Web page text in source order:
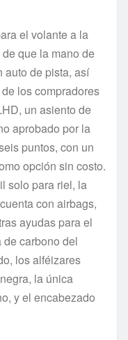
el volante a la
que la mano de
auto de pista, así
los compradores
un asiento de
aprobado por la
puntos, con un
opción sin costo.
solo para riel, la
con airbags,
ayudas para el
de carbono del
los alféizares
la única
y el encabezado